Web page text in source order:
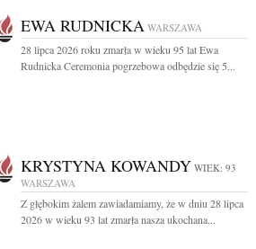
EWA RUDNICKA WARSZAWA
28 lipca 2026 roku zmarła w wieku 95 lat Ewa
Rudnicka Ceremonia pogrzebowa odbędzie się 5...
KRYSTYNA KOWANDY WIEK: 93
WARSZAWA
Z głębokim żalem zawiadamiamy, że w dniu 28 lipca
2026 w wieku 93 lat zmarła nasza ukochana...